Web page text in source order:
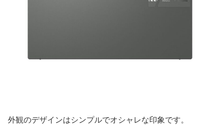
外観のデザインはシンプルでオシャレな印象です。